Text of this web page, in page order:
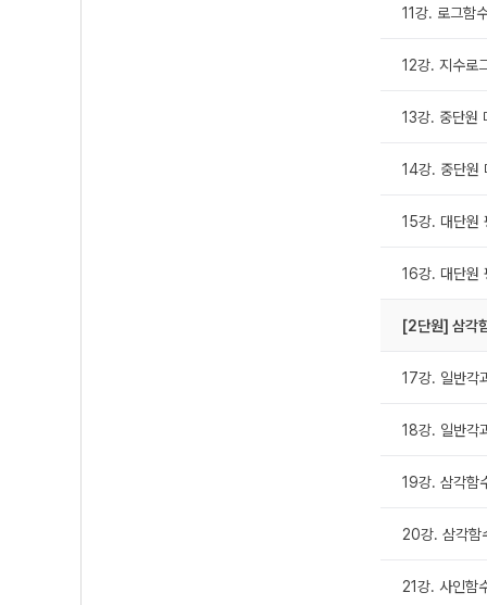
11강. 로그함
12강. 지수로
13강. 중단원
14강. 중단원
15강. 대단원
16강. 대단원
[2단원] 삼각
17강. 일반각
18강. 일반각
19강. 삼각함
20강. 삼각함
21강. 사인함